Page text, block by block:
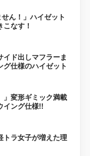
ん！」ハイゼット
こなす！
イド出しマフラーま
グ仕様のハイゼット
」変形ギミック満載
イング仕様!!
トラ女子が増えた理